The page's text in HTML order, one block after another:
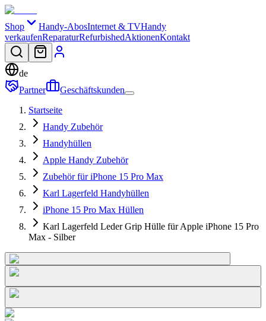
Shop Handy-AbosInternet & TVHandy
verkaufenReparaturRefurbishedAktionenKontakt
de
Partner
Geschäftskunden
Startseite
Handy Zubehör
Handyhüllen
Apple Handy Zubehör
Zubehör für iPhone 15 Pro Max
Karl Lagerfeld Handyhüllen
iPhone 15 Pro Max Hüllen
Karl Lagerfeld Leder Grip Hülle für Apple iPhone 15 Pro
Max - Silber